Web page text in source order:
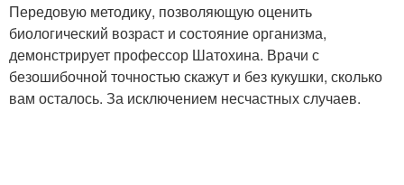
Передовую методику, позволяющую оценить
биологический возраст и состояние организма,
демонстрирует профессор Шатохина. Врачи с
безошибочной точностью скажут и без кукушки, сколько
вам осталось. За исключением несчастных случаев.